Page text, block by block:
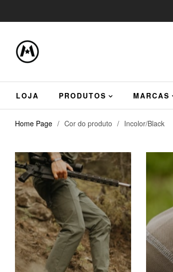
LOJA PRODUTOS MARCAS
Home Page / Cor do produto / Incolor/Black